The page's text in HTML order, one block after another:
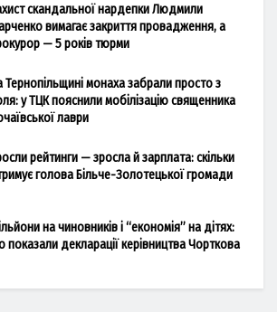
скандальної нардепки Людмили
вимагає закриття провадження, а
— 5 років тюрми
Тернопільщині монаха забрали просто з
у ТЦК пояснили мобілізацію священника
лаври
рейтинги — зросла й зарплата: скільки
голова Більче-Золотецької громади
на чиновників і “економія” на дітях:
показали декларації керівництва Чорткова